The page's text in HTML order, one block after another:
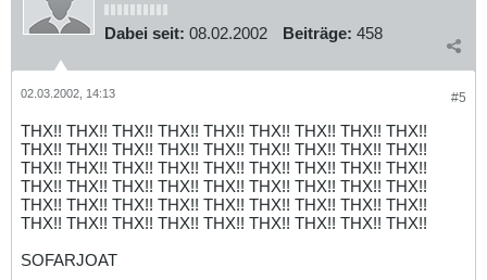
Dabei seit: 08.02.2002 Beiträge: 458
#5
02.03.2002, 14:13
THX!! THX!! THX!! THX!! THX!! THX!! THX!! THX!! THX!!
THX!! THX!! THX!! THX!! THX!! THX!! THX!! THX!! THX!!
THX!! THX!! THX!! THX!! THX!! THX!! THX!! THX!! THX!!
THX!! THX!! THX!! THX!! THX!! THX!! THX!! THX!! THX!!
THX!! THX!! THX!! THX!! THX!! THX!! THX!! THX!! THX!!
THX!! THX!! THX!! THX!! THX!! THX!! THX!! THX!! THX!!
SOFARJOAT